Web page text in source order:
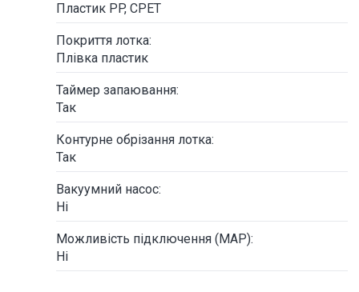
Пластик PP, CPET
Покриття лотка:
Плівка пластик
Таймер запаювання:
Так
Контурне обрізання лотка:
Так
Вакуумний насос:
Ні
Можливість підключення (MAP):
Ні